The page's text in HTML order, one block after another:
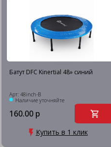
Батут DFC Kinertial 48» синий
Арт: 48inch-B
Наличие уточняйте
160.00 р
Купить в 1 клик